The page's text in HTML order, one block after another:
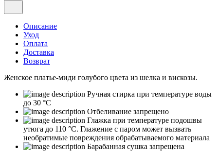
Описание
Уход
Оплата
Доставка
Возврат
Женское платье-миди голубого цвета из шелка и вискозы.
Ручная стирка при температуре воды
до 30 °C
Отбеливание запрещено
Глажка при температуре подошвы
утюга до 110 °C. Глажение с паром может вызвать
необратимые повреждения обрабатываемого материала
Барабанная сушка запрещена